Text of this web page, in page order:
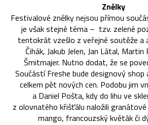
Znělky
Festivalové znělky nejsou přímou
je však stejné téma – tzv. zelené
tentokrát vzešlo z veřejné soutěže a
Čihák, Jakub Jelen, Jan Látal,
Šmitmajer. Nutno dodat, že se
Součástí Freshe bude designový
celkem pět nových cen. Podobu jim
a Daniel Pošta, kdy do lihu ve
z olovnatého křišťálu naložili
mango, francouzský květák či